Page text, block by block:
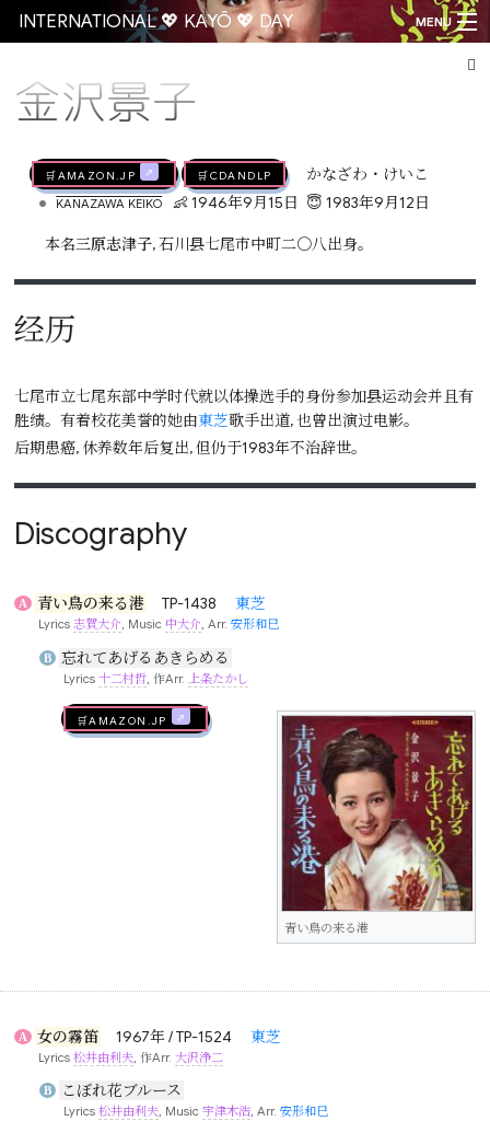
INTERNATIONAL 💖 KAYŌ 💖 DAY MENU
金沢景子
🛒AMAZON.jp 🛒CDandLP かなざわ・けいこ
• KANAZAWA KEIKO 👶 1946年9月15日 😇 1983年9月12日
本名三原志津子, 石川县七尾市中町二〇八出身。
经历
七尾市立七尾东部中学时代就以体操选手的身份参加县运动会并且有
胜绩。有着校花美誉的她由東芝歌手出道, 也曾出演过电影。
后期患癌, 休养数年后复出, 但仍于1983年不治辞世。
Discography
A 青い鳥の来る港 TP-1438 東芝
Lyrics志賀大介, Music 中大介, Arr.安形和巳
B 忘れてあげるあきらめる
Lyrics 十二村哲, 作Arr. 上条たかし
青い鳥の来る港
🛒AMAZON.jp
A 女の霧笛 1967年 / TP-1524 東芝
Lyrics松井由利夫, 作Arr.大沢浄二
B こぼれ花ブルース
Lyrics 松井由利夫, Music 宇津木浩, Arr. 安形和巳